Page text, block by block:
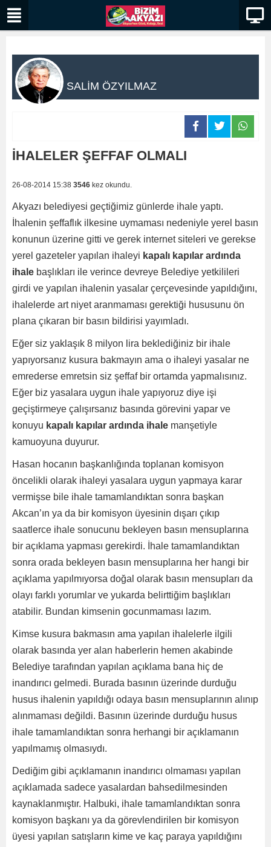
SALİM ÖZYILMAZ
İHALELER ŞEFFAF OLMALI
26-08-2014 15:38 3546 kez okundu.
Akyazı belediyesi geçtiğimiz günlerde ihale yaptı.
İhalenin şeffaflık ilkesine uymaması nedeniyle yerel basın
konunun üzerine gitti ve gerek internet siteleri ve gerekse
yerel gazeteler yapılan ihaleyi kapalı kapılar ardında
ihale başlıkları ile verince devreye Belediye yetkilileri
girdi ve yapılan ihalenin yasalar çerçevesinde yapıldığını,
ihalelerde art niyet aranmaması gerektiği hususunu ön
plana çıkaran bir basın bildirisi yayımladı.
Eğer siz yaklaşık 8 milyon lira beklediğiniz bir ihale
yapıyorsanız kusura bakmayın ama o ihaleyi yasalar ne
emrederse emretsin siz şeffaf bir ortamda yapmalısınız.
Eğer biz yasalara uygun ihale yapıyoruz diye işi
geçiştirmeye çalışırsanız basında görevini yapar ve
konuyu kapalı kapılar ardında ihale manşetiyle
kamuoyuna duyurur.
Hasan hocanın başkanlığında toplanan komisyon
öncelikli olarak ihaleyi yasalara uygun yapmaya karar
vermişse bile ihale tamamlandıktan sonra başkan
Akcan’ın ya da bir komisyon üyesinin dışarı çıkıp
saatlerce ihale sonucunu bekleyen basın mensuplarına
bir açıklama yapması gerekirdi. İhale tamamlandıktan
sonra orada bekleyen basın mensuplarına her hangi bir
açıklama yapılmıyorsa doğal olarak basın mensupları da
olayı farklı yorumlar ve yukarda belirttiğim başlıkları
atabilir. Bundan kimsenin gocunmaması lazım.
Kimse kusura bakmasın ama yapılan ihalelerle ilgili
olarak basında yer alan haberlerin hemen akabinde
Belediye tarafından yapılan açıklama bana hiç de
inandırıcı gelmedi. Burada basının üzerinde durduğu
husus ihalenin yapıldığı odaya basın mensuplarının alınıp
alınmaması değildi. Basının üzerinde durduğu husus
ihale tamamlandıktan sonra herhangi bir açıklamanın
yapılmamış olmasıydı.
Dediğim gibi açıklamanın inandırıcı olmaması yapılan
açıklamada sadece yasalardan bahsedilmesinden
kaynaklanmıştır. Halbuki, ihale tamamlandıktan sonra
komisyon başkanı ya da görevlendirilen bir komisyon
üyesi yapılan satışların kime ve kaç paraya yapıldığını